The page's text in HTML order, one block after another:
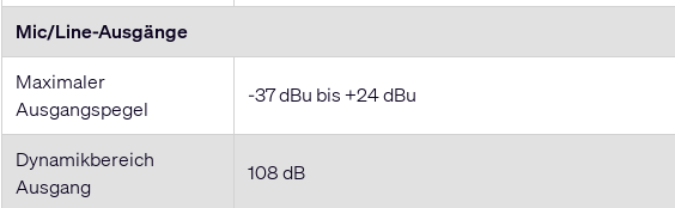
Mic/Line-Ausgänge
Maximaler
Ausgangspegel
-37 dBu bis +24 dBu
Dynamikbereich
Ausgang
108 dB